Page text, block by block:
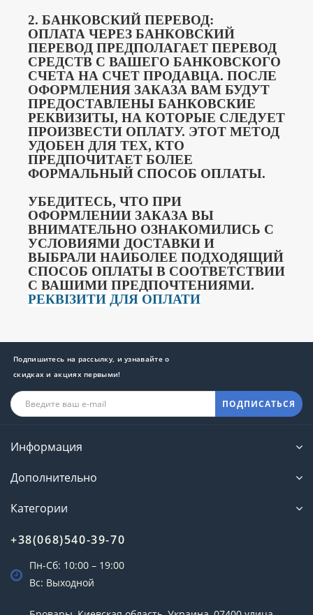
2. БАНКОВСКИЙ ПЕРЕВОД:
ОПЛАТА ЧЕРЕЗ БАНКОВСКИЙ
ПЕРЕВОД ПРЕДПОЛАГАЕТ ПЕРЕВОД
СРЕДСТВ С ВАШЕГО БАНКОВСКОГО
СЧЕТА НА СЧЕТ ПРОДАВЦА. ПОСЛЕ
ОФОРМЛЕНИЯ ЗАКАЗА ВАМ БУДУТ
ПРЕДОСТАВЛЕНЫ БАНКОВСКИЕ
РЕКВИЗИТЫ, НА КОТОРЫЕ СЛЕДУЕТ
ПРОИЗВЕСТИ ОПЛАТУ. ЭТОТ МЕТОД
УДОБЕН ДЛЯ ТЕХ, КТО
ПРЕДПОЧИТАЕТ БОЛЕЕ
ФОРМАЛЬНЫЙ СПОСОБ ОПЛАТЫ.
УБЕДИТЕСЬ, ЧТО ПРИ
ОФОРМЛЕНИИ ЗАКАЗА ВЫ
ВНИМАТЕЛЬНО ОЗНАКОМИЛИСЬ С
УСЛОВИЯМИ ДОСТАВКИ И
ВЫБРАЛИ НАИБОЛЕЕ ПОДХОДЯЩИЙ
СПОСОБ ОПЛАТЫ В СООТВЕТСТВИИ
С ВАШИМИ ПРЕДПОЧТЕНИЯМИ.
РЕКВІЗИТИ ДЛЯ ОПЛАТИ
Подпишитесь на рассылку, и узнавайте о
скидках и акциях первыми!
ПОДПИСАТЬСЯ
Информация
Дополнительно
Категории
+38(068)540-39-70
Пн-Сб: 10:00 – 19:00
Вс: Выходной